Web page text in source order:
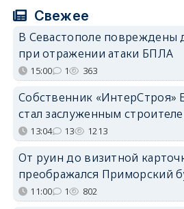
Свежее
В Севастополе повреждены
при отражении атаки БПЛА
15:00 1 363
Собственник «ИнтерСтроя»
стал заслуженным
13:04 13 1213
От руин до визитной
преображался Приморский
11:00 1 802